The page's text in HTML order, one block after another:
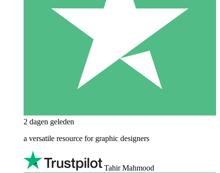
2 dagen geleden
a versatile resource for graphic designers
Tahir Mahmood